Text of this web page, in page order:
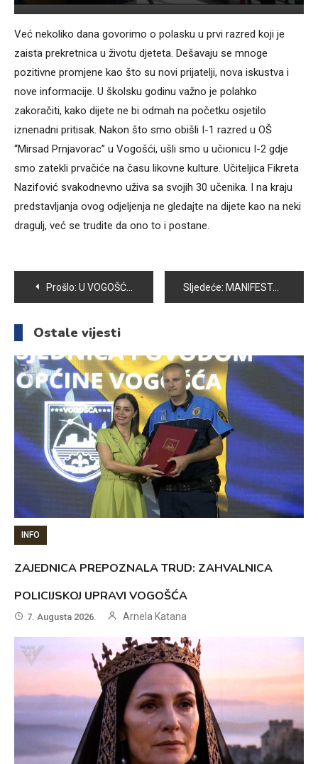
Već nekoliko dana govorimo o polasku u prvi razred koji je
zaista prekretnica u životu djeteta. Dešavaju se mnoge
pozitivne promjene kao što su novi prijatelji, nova iskustva i
nove informacije. U školsku godinu važno je polahko
zakoračiti, kako dijete ne bi odmah na početku osjetilo
iznenadni pritisak. Nakon što smo obišli I-1 razred u OŠ
“Mirsad Prnjavorac” u Vogošći, ušli smo u učionicu I-2 gdje
smo zatekli prvačiće na času likovne kulture. Učiteljica Fikreta
Nazifović svakodnevno uživa sa svojih 30 učenika. I na kraju
predstavljanja ovog odjeljenja ne gledajte na dijete kao na neki
dragulj, već se trudite da ono to i postane.
Navigacija
članaka
Prošlo: U VOGOŠĆI OBILJEŽEN DAN POLICIJE Sljedeće: MANIFESTACIJA “VOGOŠĆANSKI DANI 2016” TRAJAT ĆE OD 3. DO 24. JUNA 2016. GODINE
Ostale vijesti
INFO
ZAJEDNICA PREPOZNALA TRUD: ZAHVALNICA
POLICIJSKOJ UPRAVI VOGOŠĆA
7. Augusta 2026. Arnela Katana